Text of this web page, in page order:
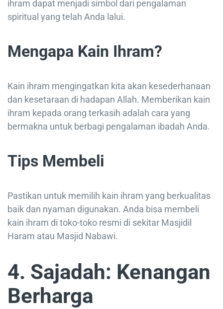
ihram dapat menjadi simbol dari pengalaman
spiritual yang telah Anda lalui.
Mengapa Kain Ihram?
Kain ihram mengingatkan kita akan kesederhanaan
dan kesetaraan di hadapan Allah. Memberikan kain
ihram kepada orang terkasih adalah cara yang
bermakna untuk berbagi pengalaman ibadah Anda.
Tips Membeli
Pastikan untuk memilih kain ihram yang berkualitas
baik dan nyaman digunakan. Anda bisa membeli
kain ihram di toko-toko resmi di sekitar Masjidil
Haram atau Masjid Nabawi.
4. Sajadah: Kenangan
Berharga